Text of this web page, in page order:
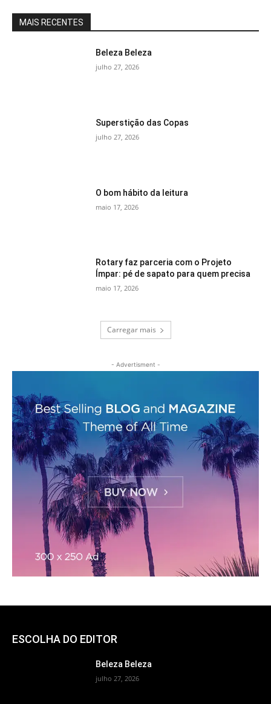
MAIS RECENTES
Beleza Beleza
julho 27, 2026
Superstição das Copas
julho 27, 2026
O bom hábito da leitura
maio 17, 2026
Rotary faz parceria com o Projeto
Ímpar: pé de sapato para quem precisa
maio 17, 2026
Carregar mais
- Advertisment -
ESCOLHA DO EDITOR
Beleza Beleza
julho 27, 2026